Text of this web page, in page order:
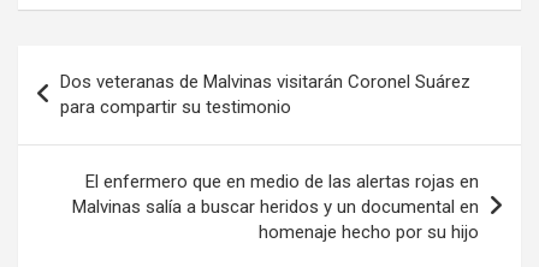
de
entradas
Dos veteranas de Malvinas visitarán Coronel Suárez
para compartir su testimonio
El enfermero que en medio de las alertas rojas en
Malvinas salía a buscar heridos y un documental en
homenaje hecho por su hijo